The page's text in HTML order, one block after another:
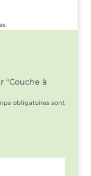
“Couche à
obligatoires sont